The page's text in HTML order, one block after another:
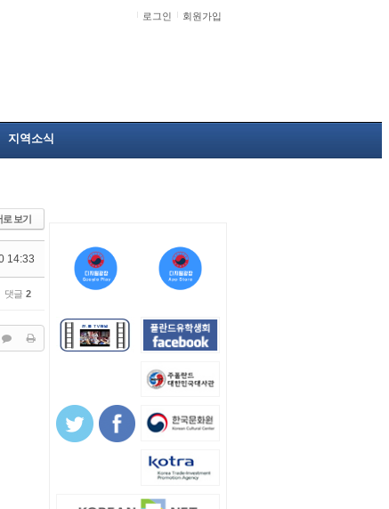
로그인 회원가입
지역소식
로 보기
14:33
댓글 2